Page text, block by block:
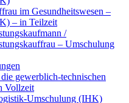
im Gesundheitswesen –
– in Teilzeit
/
– Umschulung
gewerblich-technischen
Vollzeit
Umschulung (IHK)